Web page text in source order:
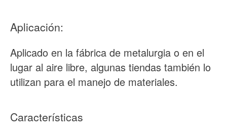
Aplicación:
Aplicado en la fábrica de metalurgia o en el
lugar al aire libre, algunas tiendas también lo
utilizan para el manejo de materiales.
Características